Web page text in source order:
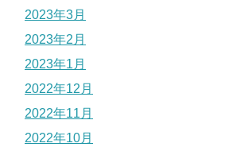
2023年3月
2023年2月
2023年1月
2022年12月
2022年11月
2022年10月